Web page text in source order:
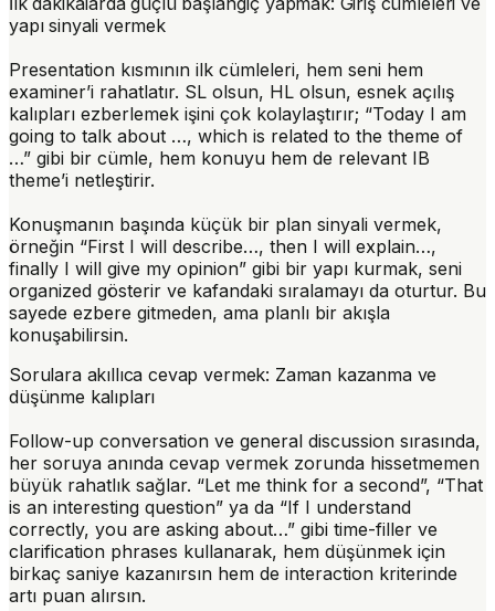
yapı sinyali vermek
Presentation kısmının ilk cümleleri, hem seni hem
examiner’i rahatlatır. SL olsun, HL olsun, esnek açılış
kalıpları ezberlemek işini çok kolaylaştırır; “Today I am
going to talk about …, which is related to the theme of
…” gibi bir cümle, hem konuyu hem de relevant IB
theme’i netleştirir.
Konuşmanın başında küçük bir plan sinyali vermek,
örneğin “First I will describe…, then I will explain…,
finally I will give my opinion” gibi bir yapı kurmak, seni
organized gösterir ve kafandaki sıralamayı da oturtur. Bu
sayede ezbere gitmeden, ama planlı bir akışla
konuşabilirsin.
Sorulara akıllıca cevap vermek: Zaman kazanma ve
düşünme kalıpları
Follow-up conversation ve general discussion sırasında,
her soruya anında cevap vermek zorunda hissetmemen
büyük rahatlık sağlar. “Let me think for a second”, “That
is an interesting question” ya da “If I understand
correctly, you are asking about…” gibi time-filler ve
clarification phrases kullanarak, hem düşünmek için
birkaç saniye kazanırsın hem de interaction kriterinde
artı puan alırsın.